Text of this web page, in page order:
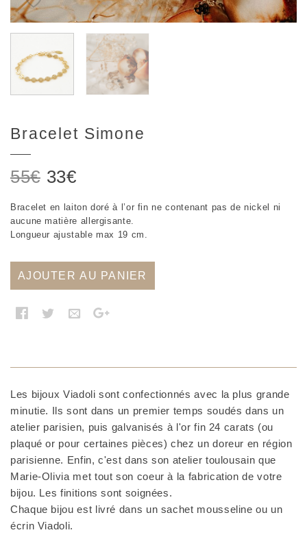
Bracelet Simone
55€ Le
initial
était :
55€.
33€Le
actuel
est :
33€.
Bracelet en laiton doré à l’or fin ne contenant pas de nickel ni
aucune matière allergisante.
Longueur ajustable max 19 cm.
AJOUTER AU PANIER
Les bijoux Viadoli sont confectionnés avec la plus grande
minutie. Ils sont dans un premier temps soudés dans un
atelier parisien, puis galvanisés à l'or fin 24 carats (ou
plaqué or pour certaines pièces) chez un doreur en région
parisienne. Enfin, c'est dans son atelier toulousain que
Marie-Olivia met tout son coeur à la fabrication de votre
bijou. Les finitions sont soignées.
Chaque bijou est livré dans un sachet mousseline ou un
écrin Viadoli.